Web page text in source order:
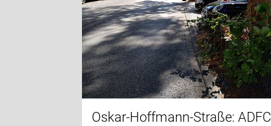
Oskar-Hoffmann-Straße: ADFC